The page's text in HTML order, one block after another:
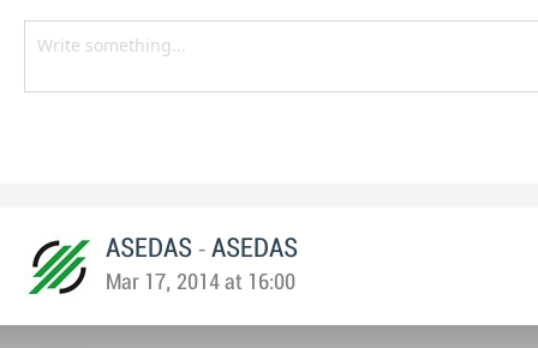
ASEDAS - ASEDAS
Mar 17, 2014 at 16:00